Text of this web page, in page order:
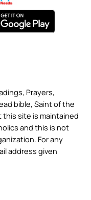
Prayers,
bible, Saint of the
this site is maintained
and this is not
For any
address given